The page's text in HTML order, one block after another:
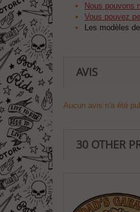
Nous pouvons
Vous pouvez
Les modèles
AVIS
Aucun avis n'a été
30 OTHER